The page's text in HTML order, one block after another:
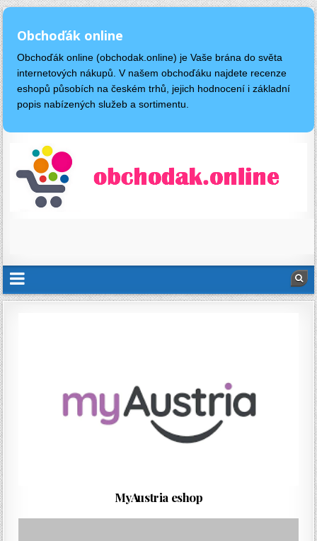
Obchoďák online
Obchoďák online (obchodak.online) je Vaše brána do světa
internetových nákupů. V našem obchoďáku najdete recenze
eshopů působích na českém trhů, jejich hodnocení i základní
popis nabízených služeb a sortimentu.
MyAustria eshop